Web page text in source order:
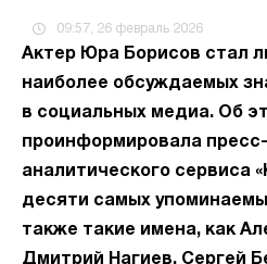
09:57, 26 февраль 2026
Актер Юра Борисов стал
наиболее обсуждаемых
в социальных медиа. Об
проинформировала
аналитического сервиса
десяти самых
также такие имена, как
Дмитрий Нагиев, Сергей